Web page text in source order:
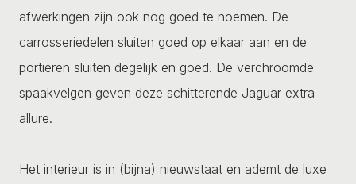
afwerkingen zijn ook nog goed te noemen. De
carrosseriedelen sluiten goed op elkaar aan en de
portieren sluiten degelijk en goed. De verchroomde
spaakvelgen geven deze schitterende Jaguar extra
allure.
Het interieur is in (bijna) nieuwstaat en ademt de luxe